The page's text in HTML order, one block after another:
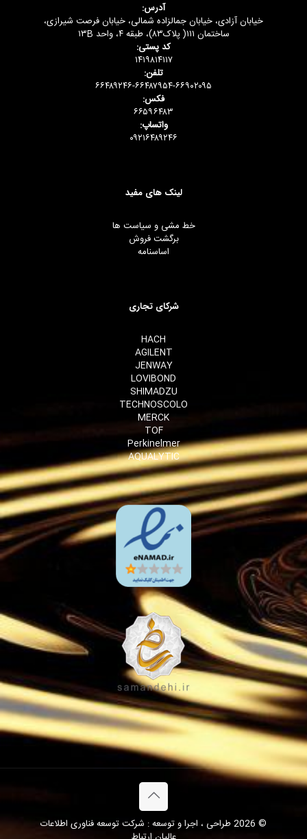
آدرس:
خیابان آزادی، خیابان جمالزاده شمالی، خیابان فرصت شیرازی،
ساختمان ۱۱۱( پلاک۸۳)، طبقه ۴، واحد ۱۳B
کد پستی:
۱۴۱۹۸۱۴۱۱۷
تلفن:
۶۶۴۸۹۲۴۶-۶۶۴۸۷۹۵۴-۶۶۹۰۲۰۹۵
فکس:
۶۶۵۹۶۴۸۳
واتساپ:
۰۹۲۱۶۴۸۹۲۴۶
لینک های مفید
خط مشی و سیاست ها
برگشت فروش
اساسنامه
شرکای تجاری
HACH
AGILENT
JENWAY
LOVIBOND
SHIMADZU
TECHNOSCOLO
MERCK
TOF
Perkinelmer
AQUALYTIC
© 2026 طراحی ، اجرا و توسعه : شرکت توسعه فناوری اطلاعات